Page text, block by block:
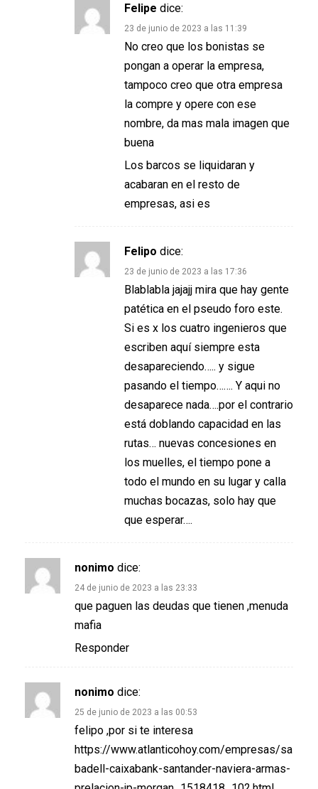
Felipe dice:
23 de junio de 2023 a las 11:39
No creo que los bonistas se
pongan a operar la empresa,
tampoco creo que otra empresa
la compre y opere con ese
nombre, da mas mala imagen que
buena
Los barcos se liquidaran y
acabaran en el resto de
empresas, asi es
Felipo dice:
23 de junio de 2023 a las 17:36
Blablabla jajajj mira que hay gente
patética en el pseudo foro este.
Si es x los cuatro ingenieros que
escriben aquí siempre esta
desapareciendo….. y sigue
pasando el tiempo……. Y aqui no
desaparece nada….por el contrario
está doblando capacidad en las
rutas… nuevas concesiones en
los muelles, el tiempo pone a
todo el mundo en su lugar y calla
muchas bocazas, solo hay que
que esperar….
nonimo dice:
24 de junio de 2023 a las 23:33
que paguen las deudas que tienen ,menuda
mafia
Responder
nonimo dice:
25 de junio de 2023 a las 00:53
felipo ,por si te interesa
https://www.atlanticohoy.com/empresas/sa
badell-caixabank-santander-naviera-armas-